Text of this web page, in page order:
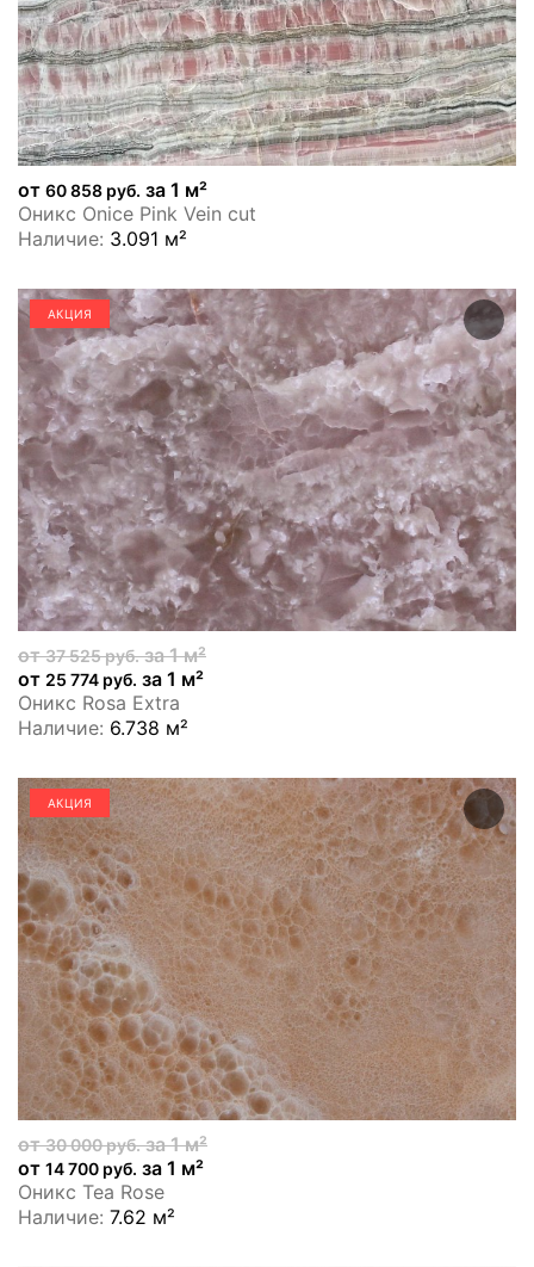
от 60 858 руб. за 1 м²
Оникс Onice Pink Vein cut
Наличие: 3.091 м²
АКЦИЯ
от37 525 руб.за 1 м²
от 25 774 руб. за 1 м²
Оникс Rosa Extra
Наличие: 6.738 м²
АКЦИЯ
от30 000 руб.за 1 м²
от 14 700 руб. за 1 м²
Оникс Tea Rose
Наличие: 7.62 м²